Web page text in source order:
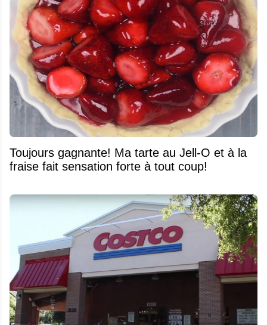
Toujours gagnante! Ma tarte au Jell-O et à la
fraise fait sensation forte à tout coup!